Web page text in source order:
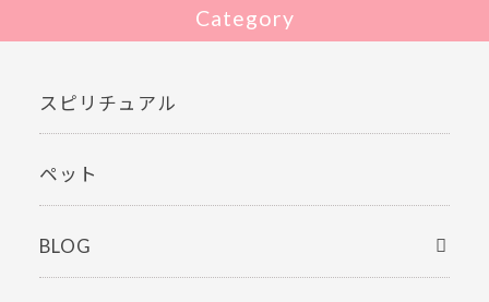
Category
スピリチュアル
ペット
BLOG